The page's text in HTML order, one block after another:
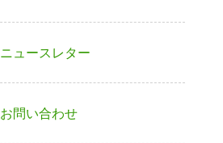
ニュースレター
お問い合わせ